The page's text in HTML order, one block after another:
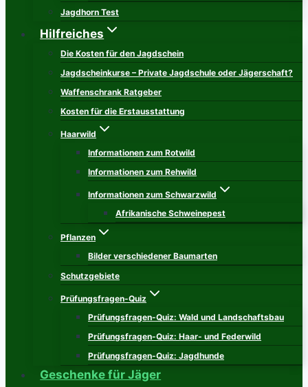
Jagdhorn Test
Hilfreiches
Die Kosten für den Jagdschein
Jagdscheinkurse – Private Jagdschule oder Jägerschaft?
Waffenschrank Ratgeber
Kosten für die Erstausstattung
Haarwild
Informationen zum Rotwild
Informationen zum Rehwild
Informationen zum Schwarzwild
Afrikanische Schweinepest
Pflanzen
Bilder verschiedener Baumarten
Schutzgebiete
Prüfungsfragen-Quiz
Prüfungsfragen-Quiz: Wald und Landschaftsbau
Prüfungsfragen-Quiz: Haar- und Federwild
Prüfungsfragen-Quiz: Jagdhunde
Geschenke für Jäger